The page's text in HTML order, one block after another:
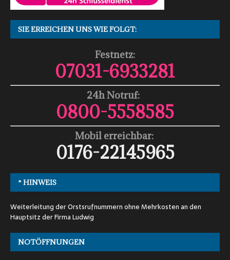
SIE ERREICHEN UNS WIE FOLGT:
Festnetz:
07031-6933281
24h Notruf:
0800-5558585
Mobil erreichbar:
0176-22145965
* HINWEIS
Weiterleitung der Orstsrufnummern ohne Mehrkosten an den
Hauptsitz der Firma Ludwig
NOTÖFFNUNGEN